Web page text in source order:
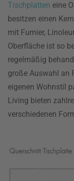
Tischplatten eine
besitzen einen
mit Furnier,
Oberfläche ist so
regelmäßig
große Auswahl an
eigenen Wohnstil
Living bieten
verschiedenen